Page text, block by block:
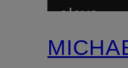
sleva